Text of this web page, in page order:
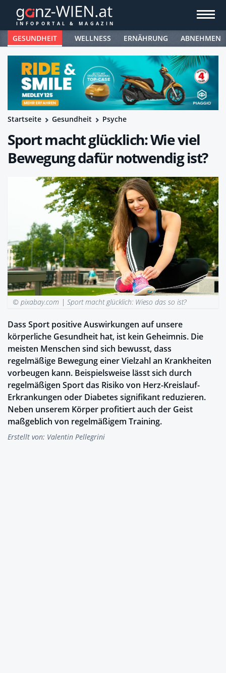
GESUNDHEIT WELLNESS ERNÄHRUNG ABNEHMEN
Startseite Gesundheit Psyche
Sport macht glücklich: Wie viel
Bewegung dafür notwendig ist?
© pixabay.com |Sport macht glücklich: Wieso das so ist?
Dass Sport positive Auswirkungen auf unsere
körperliche Gesundheit hat, ist kein Geheimnis. Die
meisten Menschen sind sich bewusst, dass
regelmäßige Bewegung einer Vielzahl an Krankheiten
vorbeugen kann. Beispielsweise lässt sich durch
regelmäßigen Sport das Risiko von Herz-Kreislauf-
Erkrankungen oder Diabetes signifikant reduzieren.
Neben unserem Körper profitiert auch der Geist
maßgeblich von regelmäßigem Training.
Erstellt von: Valentin Pellegrini